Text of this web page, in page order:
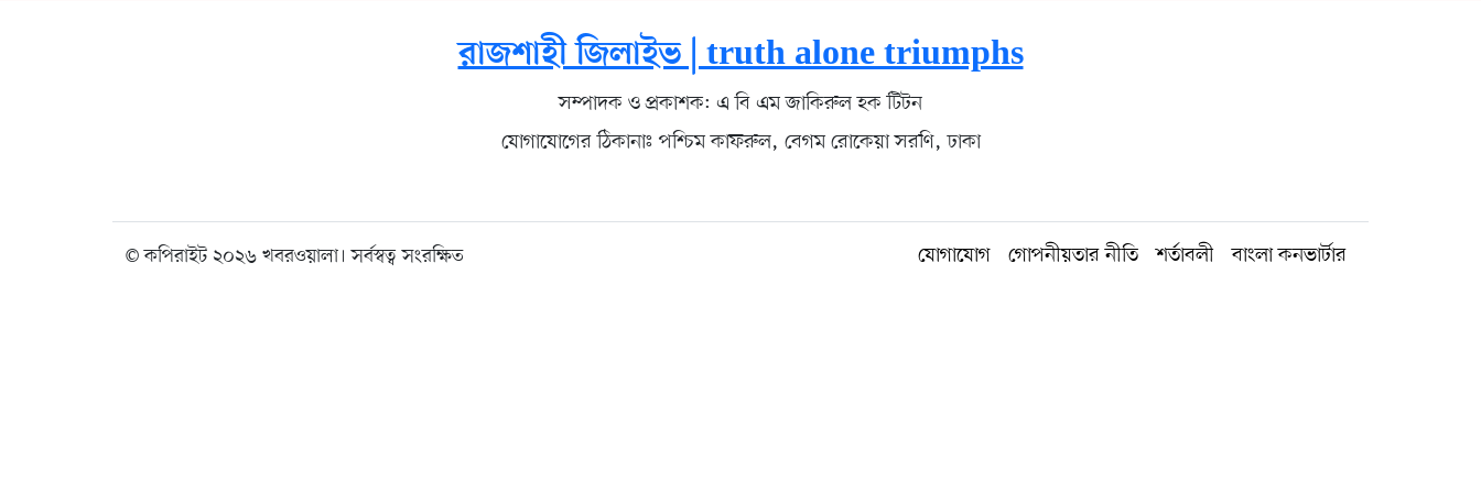
রাজশাহী জিলাইভ | truth alone triumphs
সম্পাদক ও প্রকাশক: এ বি এম জাকিরুল হক টিটন
যোগাযোগের ঠিকানাঃ পশ্চিম কাফরুল, বেগম রোকেয়া সরণি, ঢাকা
© কপিরাইট ২০২৬ খবরওয়ালা। সর্বস্বত্ব সংরক্ষিত যোগাযোগ গোপনীয়তার নীতি শর্তাবলী বাংলা কনভার্টার